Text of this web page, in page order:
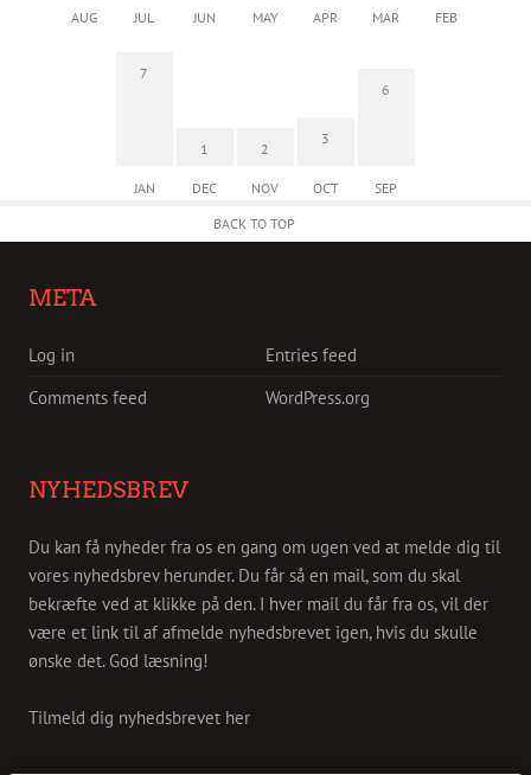
AUG JUL JUN MAY APR MAR FEB
7
JAN
1
DEC
2
NOV
3
OCT
6
SEP
BACK TO TOP
META
Log in
Entries feed
Comments feed
WordPress.org
NYHEDSBREV
Du kan få nyheder fra os en gang om ugen ved at melde dig til
vores nyhedsbrev herunder. Du får så en mail, som du skal
bekræfte ved at klikke på den. I hver mail du får fra os, vil der
være et link til af afmelde nyhedsbrevet igen, hvis du skulle
ønske det. God læsning!
Tilmeld dig nyhedsbrevet her